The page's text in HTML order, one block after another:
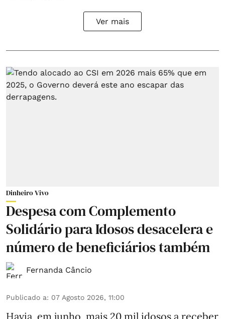
Ver mais
Dinheiro Vivo
Despesa com Complemento
Solidário para Idosos desacelera e
número de beneficiários também
Fernanda Câncio
Publicado a: 07 Agosto 2026, 11:00
Havia, em junho, mais 20 mil idosos a receber